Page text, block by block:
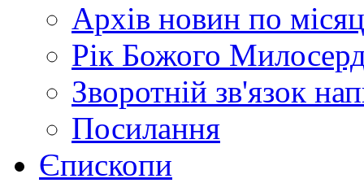
Архів новин по
Рік Божого
Зворотній зв'язок
Посилання
Єпископи